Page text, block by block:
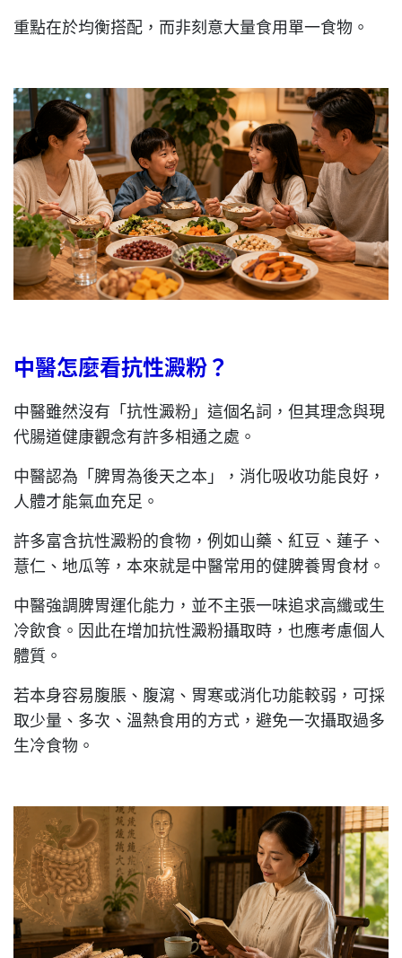
重點在於均衡搭配，而非刻意大量食用單一食物。
中醫怎麼看抗性澱粉？
中醫雖然沒有「抗性澱粉」這個名詞，但其理念與現
代腸道健康觀念有許多相通之處。
中醫認為「脾胃為後天之本」，消化吸收功能良好，
人體才能氣血充足。
許多富含抗性澱粉的食物，例如山藥、紅豆、蓮子、
薏仁、地瓜等，本來就是中醫常用的健脾養胃食材。
中醫強調脾胃運化能力，並不主張一味追求高纖或生
冷飲食。因此在增加抗性澱粉攝取時，也應考慮個人
體質。
若本身容易腹脹、腹瀉、胃寒或消化功能較弱，可採
取少量、多次、溫熱食用的方式，避免一次攝取過多
生冷食物。